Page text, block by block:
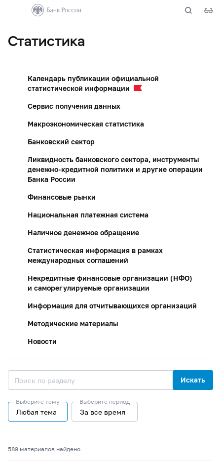
Статистика
Календарь публикации официальной
статистической информации
Сервис получения данных
Макроэкономическая статистика
Банковский сектор
Ликвидность банковского сектора, инструменты
денежно-кредитной политики и другие операции
Банка России
Финансовые рынки
Национальная платежная система
Наличное денежное обращение
Статистическая информация в рамках
международных соглашений
Некредитные финансовые организации (НФО)
и саморегулируемые организации
Информация для отчитывающихся организаций
Методические материалы
Новости
Искать
Выберите тему
Любая тема
Выберите период
За все время
589 материалов найдено